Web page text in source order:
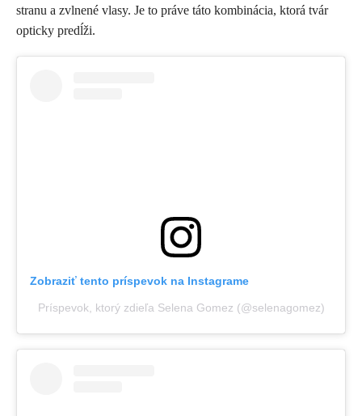
stranu a zvlnené vlasy. Je to práve táto kombinácia, ktorá tvár
opticky predĺži.
Zobraziť tento príspevok na Instagrame
Príspevok, ktorý zdieľa Selena Gomez (@selenagomez)